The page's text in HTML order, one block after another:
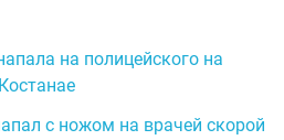
на полицейского на
с ножом на врачей скорой